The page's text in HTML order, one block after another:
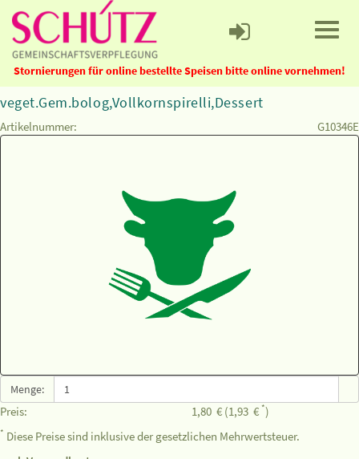
Stornierungen für online bestellte Speisen bitte online vornehmen!
veget.Gem.bolog,Vollkornspirelli,Dessert
Artikelnummer: G10346E
Menge:
Preis: 1,80 € (1,93 € *)
* Diese Preise sind inklusive der gesetzlichen Mehrwertsteuer.